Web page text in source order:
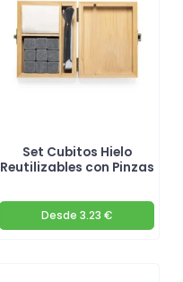
Set Cubitos Hielo
Reutilizables con Pinzas
Desde 3.23 €